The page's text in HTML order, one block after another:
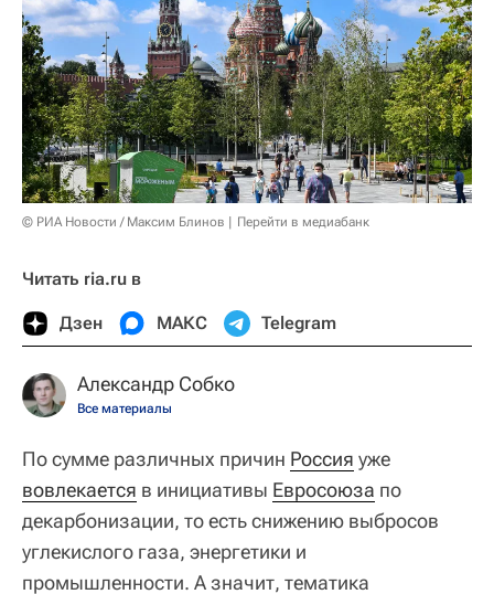
© РИА Новости / Максим Блинов Перейти в медиабанк
Читать ria.ru в
Дзен МАКС Telegram
Александр Собко
Все материалы
По сумме различных причин Россия уже
вовлекается в инициативы Евросоюза по
декарбонизации, то есть снижению выбросов
углекислого газа, энергетики и
промышленности. А значит, тематика